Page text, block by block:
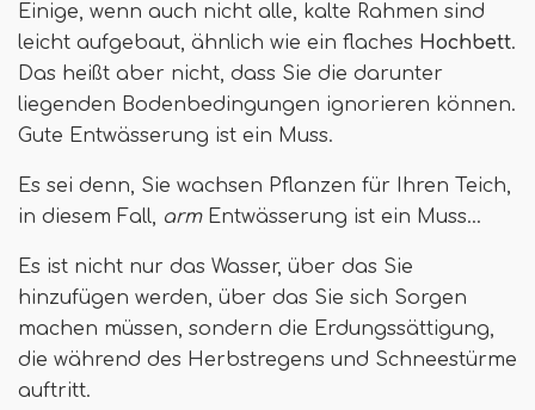
Einige, wenn auch nicht alle, kalte Rahmen sind
leicht aufgebaut, ähnlich wie ein flaches Hochbett.
Das heißt aber nicht, dass Sie die darunter
liegenden Bodenbedingungen ignorieren können.
Gute Entwässerung ist ein Muss.
Es sei denn, Sie wachsen Pflanzen für Ihren Teich,
in diesem Fall, armEntwässerung ist ein Muss…
Es ist nicht nur das Wasser, über das Sie
hinzufügen werden, über das Sie sich Sorgen
machen müssen, sondern die Erdungssättigung,
die während des Herbstregens und Schneestürme
auftritt.